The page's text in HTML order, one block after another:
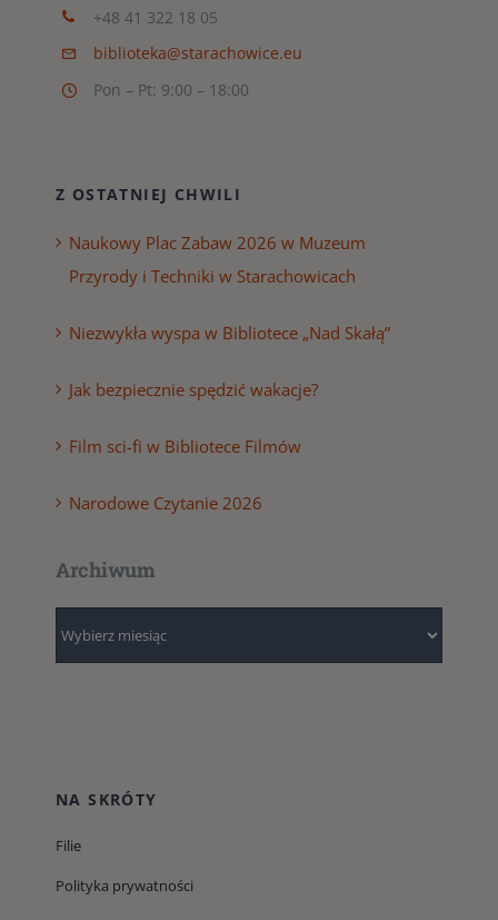
+48 41 322 18 05
biblioteka@starachowice.eu
Pon – Pt: 9:00 – 18:00
Z OSTATNIEJ CHWILI
Naukowy Plac Zabaw 2026 w Muzeum
Przyrody i Techniki w Starachowicach
Niezwykła wyspa w Bibliotece „Nad Skałą”
Jak bezpiecznie spędzić wakacje?
Film sci-fi w Bibliotece Filmów
Narodowe Czytanie 2026
Archiwum
NA SKRÓTY
Filie
Polityka prywatności